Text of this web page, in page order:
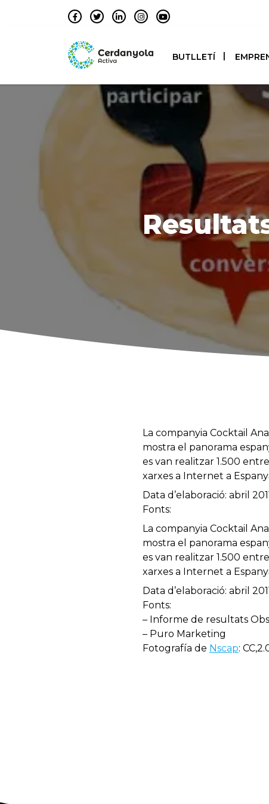
BUTLLETÍ
La companyia Cocktail
mostra el panorama
es van realitzar 1.500
xarxes a Internet a
Data d’elaboració: abril
Fonts:
La companyia Cocktail
mostra el panorama
es van realitzar 1.500
xarxes a Internet a
Data d’elaboració: abril
Fonts:
– Informe de resultats
– Puro Marketing
Fotografía de Nscap: